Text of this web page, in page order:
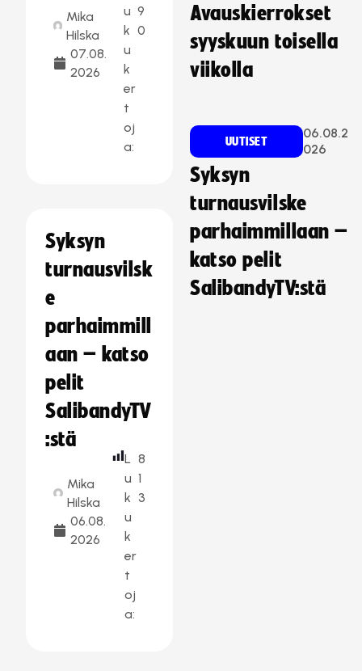
Mika
Hilska
07.08.
2026
u
k
u
k
er
t
oj
a:
9
0
Syksyn
turnausvilsk
e
parhaimmill
aan – katso
pelit
SalibandyTV
:stä
Mika
Hilska
06.08.
2026
L
u
k
u
k
er
t
oj
a:
8
1
3
Avauskierrokset
syyskuun toisella
viikolla
UUTISET
06.08.2
026
Syksyn
turnausvilske
parhaimmillaan –
katso pelit
SalibandyTV:stä